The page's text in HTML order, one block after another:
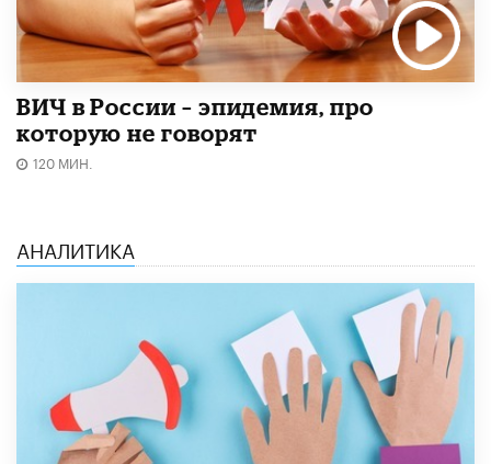
ВИЧ в России – эпидемия, про
которую не говорят
120 МИН.
АНАЛИТИКА